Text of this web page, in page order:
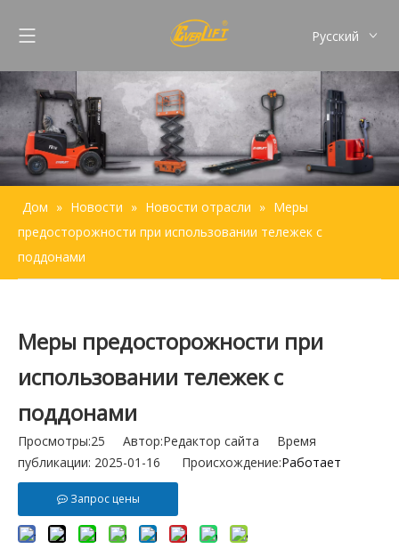
Pусский
Français
Español
Português
Дом » Новости » Новости отрасли » Меры
предосторожности при использовании тележек с
поддонами
Меры предосторожности при
использовании тележек с
поддонами
Просмотры:25 Автор:Pедактор сайта Время
публикации: 2025-01-16 Происхождение:Работает
Запрос цены